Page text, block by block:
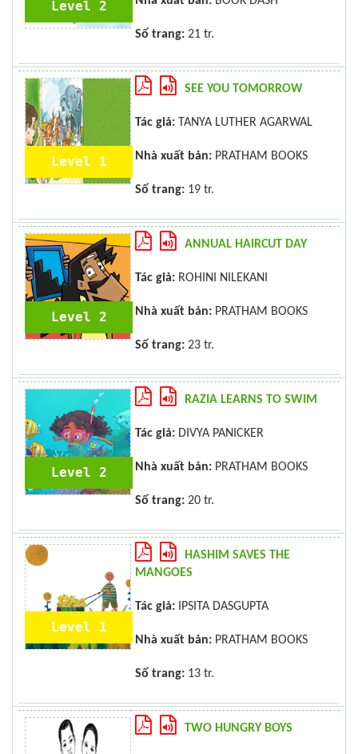
Level 2
Số trang: 21 tr.
Level 1
SEE YOU TOMORROW
Tác giả: TANYA LUTHER AGARWAL
Nhà xuất bản: PRATHAM BOOKS
Số trang: 19 tr.
Level 2
ANNUAL HAIRCUT DAY
Tác giả: ROHINI NILEKANI
Nhà xuất bản: PRATHAM BOOKS
Số trang: 23 tr.
Level 2
RAZIA LEARNS TO SWIM
Tác giả: DIVYA PANICKER
Nhà xuất bản: PRATHAM BOOKS
Số trang: 20 tr.
Level 1
HASHIM SAVES THE
MANGOES
Tác giả: IPSITA DASGUPTA
Nhà xuất bản: PRATHAM BOOKS
Số trang: 13 tr.
TWO HUNGRY BOYS